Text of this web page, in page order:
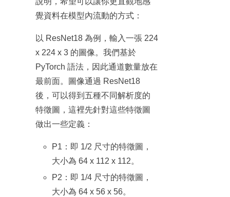
覺資料在模型內流動的方式：
以 ResNet18 為例，輸入一張 224
x 224 x 3 的圖像。我們基於
PyTorch 語法，因此通道數量放在
最前面。圖像通過 ResNet18
後，可以得到五種不同解析度的
特徵圖，這裡先針對這些特徵圖
做出一些定義：
P1：即 1/2 尺寸的特徵圖，
大小為 64 x 112 x 112。
P2：即 1/4 尺寸的特徵圖，
大小為 64 x 56 x 56。